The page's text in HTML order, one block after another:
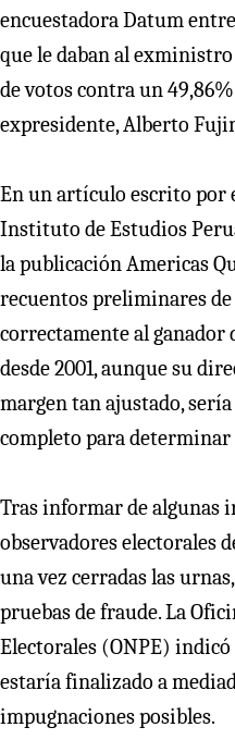
encuestadora Datum
que le daban al
de votos contra un
expresidente, Alberto
En un artículo escrito por
Instituto de Estudios
la publicación Americas
recuentos preliminares
correctamente al ganador
desde 2001, aunque su
margen tan ajustado,
completo para determinar
Tras informar de algunas
observadores electorales
una vez cerradas las
pruebas de fraude. La
Electorales (ONPE)
estaría finalizado a
impugnaciones posibles.